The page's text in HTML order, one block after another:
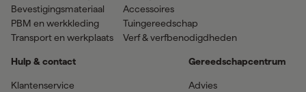
Bevestigingsmateriaal
PBM en werkkleding
Transport en werkplaats
Accessoires
Tuingereedschap
Verf & verfbenodigdheden
Hulp & contact
Klantenservice
Gereedschapcentrum
Advies